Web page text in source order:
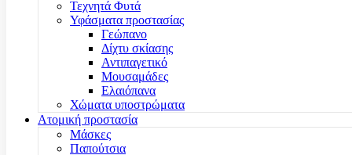
Τεχνητά Φυτά
Υφάσματα προστασίας
Γεώπανο
Δίχτυ σκίασης
Αντιπαγετικό
Μουσαμάδες
Ελαιόπανα
Χώματα υποστρώματα
Ατομική προστασία
Μάσκες
Παπούτσια